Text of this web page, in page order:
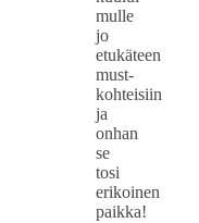
mulle
jo
etukäteen
must-
kohteisiin
ja
onhan
se
tosi
erikoinen
paikka!